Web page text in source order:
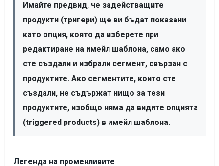
Имайте предвид, че задействащите
продукти (тригери) ще ви бъдат показани
като опция, която да изберете при
редактиране на имейл шаблона, само ако
сте създали и избрали сегмент, свързан с
продуктите. Ако сегментите, които сте
създали, не съдържат нищо за тези
продуктите, изобщо няма да видите опцията
(triggered products) в имейл шаблона.
Легенда на променливите